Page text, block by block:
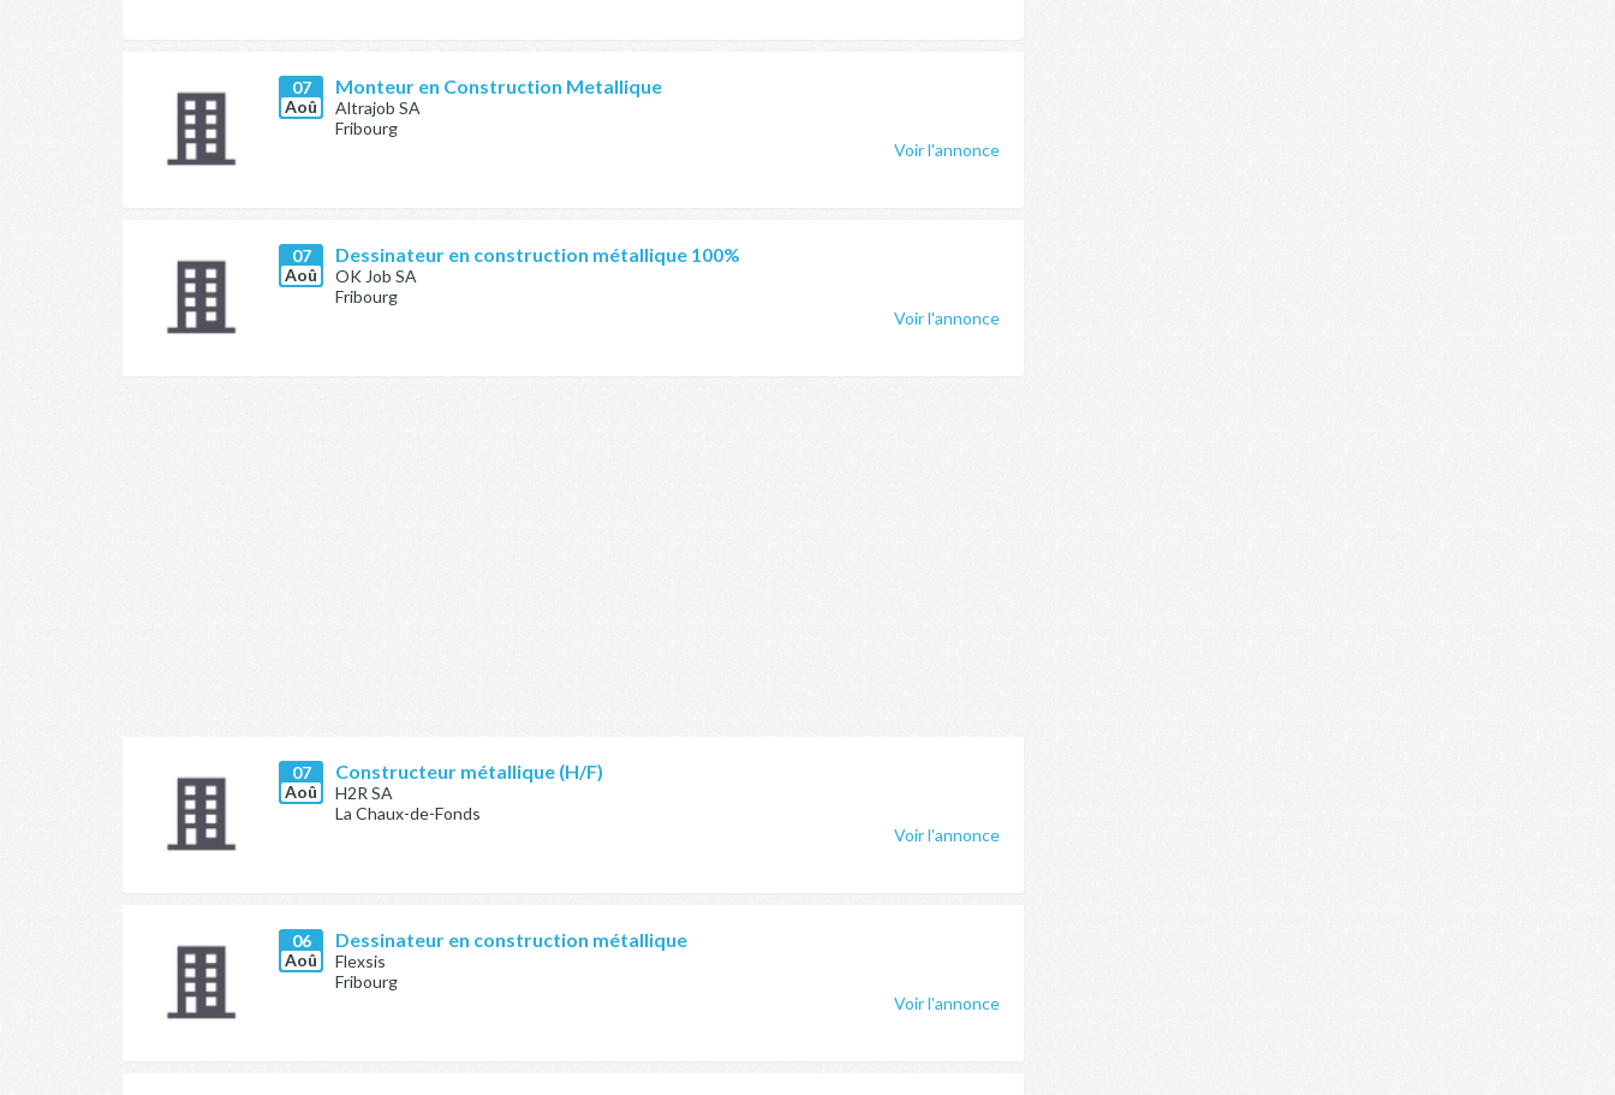
07
Aoû
Monteur en Construction Metallique
Altrajob SA
Fribourg
Voir l'annonce
07
Aoû
Dessinateur en construction métallique 100%
OK Job SA
Fribourg
Voir l'annonce
07
Aoû
Constructeur métallique (H/F)
H2R SA
La Chaux-de-Fonds
Voir l'annonce
06
Aoû
Dessinateur en construction métallique
Flexsis
Fribourg
Voir l'annonce